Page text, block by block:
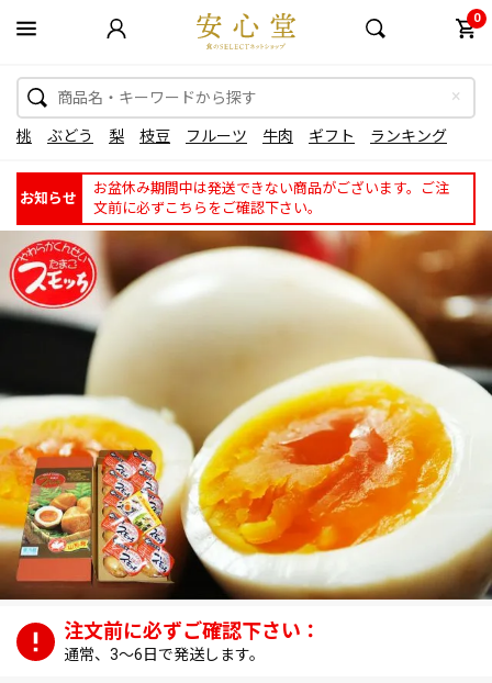
0
桃 ぶどう 梨 枝豆 フルーツ 牛肉 ギフト ランキング
お知らせ
お盆休み期間中は発送できない商品がございます。ご注
文前に必ずこちらをご確認下さい。
通常、3～6日で発送します。